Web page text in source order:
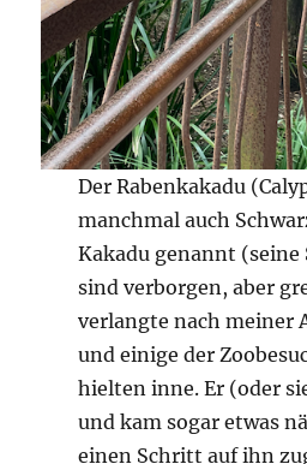
Der Rabenkakadu
manchmal auch
Kakadu genannt (seine
sind verborgen, aber
verlangte nach meiner
und einige der
hielten inne. Er (oder
und kam sogar etwas
einen Schritt auf ihn